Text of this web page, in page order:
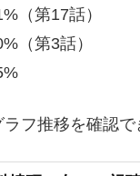
（第17話）
（第3話）
フ推移を確認で